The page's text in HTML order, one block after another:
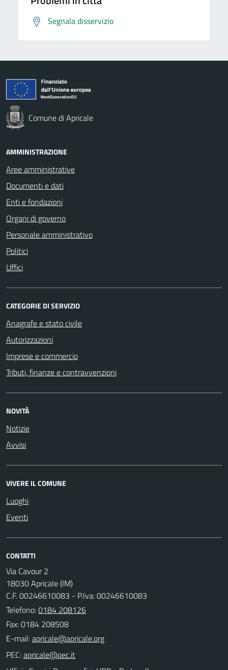
Segnala disservizio
Comune di Apricale
AMMINISTRAZIONE
Aree amministrative
Documenti e dati
Enti e fondazioni
Organi di governo
Personale amministrativo
Politici
Uffici
CATEGORIE DI SERVIZIO
Anagrafe e stato civile
Autorizzazioni
Imprese e commercio
Tributi, finanze e contravvenzioni
NOVITÀ
Notizie
Avvisi
VIVERE IL COMUNE
Luoghi
Eventi
CONTATTI
Via Cavour 2
18030 Apricale (IM)
C.F. 00246610083 - P.Iva: 00246610083
Telefono:0184 208126
Fax: 0184 208508
E-mail:
PEC: